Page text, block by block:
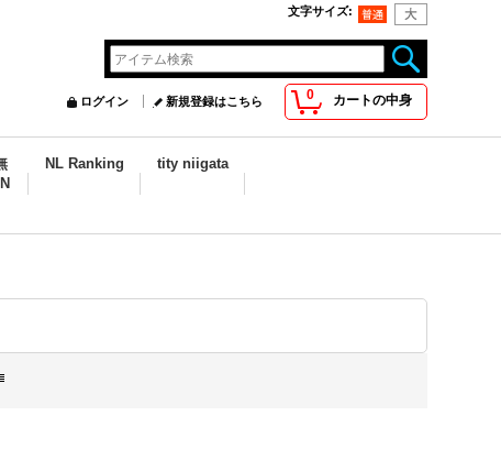
文字サイズ:
0 カートの中身
ログイン 新規登録はこちら
NL Ranking tity niigata